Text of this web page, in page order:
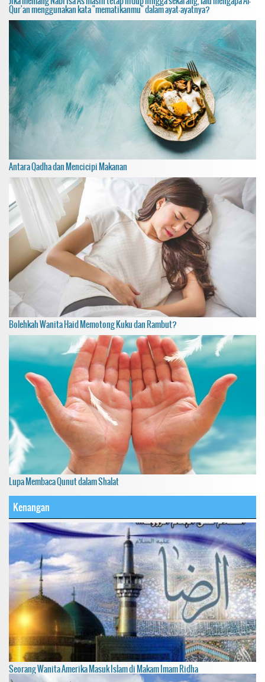
Qur'an menggunakan kata "mematikanmu" dalam ayat-ayatnya?
Antara Qadha dan Mencicipi Makanan
Bolehkah Wanita Haid Memotong Kuku dan Rambut?
Lupa Membaca Qunut dalam Shalat
Kenangan
Seorang Wanita Amerika Masuk Islam di Makam Imam Ridha